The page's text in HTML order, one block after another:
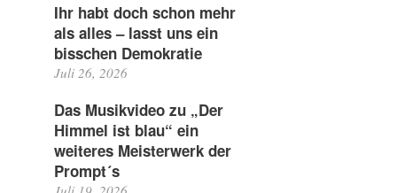
Ihr habt doch schon mehr
als alles – lasst uns ein
bisschen Demokratie
Juli 26, 2026
Das Musikvideo zu „Der
Himmel ist blau“ ein
weiteres Meisterwerk der
Prompt´s